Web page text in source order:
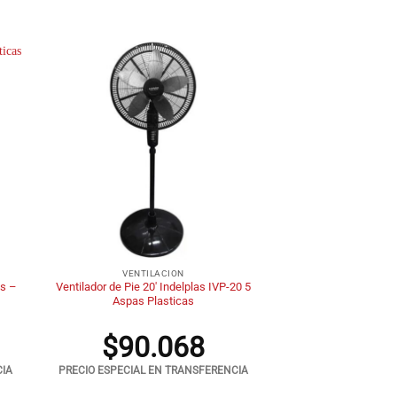
–
VENTILACION
Ventilador de Pie 20′ Indelplas IVP-20 5
Aspas Plasticas
$90.068
PRECIO ESPECIAL EN TRANSFERENCIA